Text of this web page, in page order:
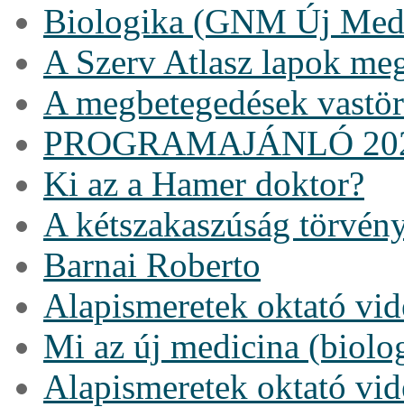
Biologika (GNM Új
A Szerv Atlasz lapok
A megbetegedések
PROGRAMAJÁNLÓ
Ki az a Hamer doktor?
A kétszakaszúság
Barnai Roberto
Alapismeretek oktató
Mi az új medicina
Alapismeretek oktató